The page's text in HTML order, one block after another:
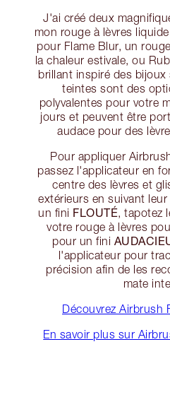
J'ai créé deux
mon rouge à lèvres
pour Flame Blur, un
la chaleur estivale, ou
brillant inspiré des
teintes sont des
polyvalentes pour votre
jours et peuvent être
audace pour des
Pour appliquer
passez l'applicateur en
centre des lèvres et
extérieurs en suivant
un fini FLOUTÉ, tapotez
votre rouge à lèvres
pour un fini
l'applicateur pour
précision afin de les
mate
Découvrez Airbrush
En savoir plus sur